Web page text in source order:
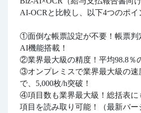
AI-OCRと比較し、以下4つのポイ
①面倒な帳票設定が不要！帳票判
AI機能搭載！
②業界最大級の精度！平均98.8％
③オンプレミスで業界最大級の速
で、5,000枚/h突破！
④項目数も業界最大級！総括表に
項目を読み取り可能！（最新バー